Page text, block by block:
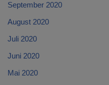
September 2020
August 2020
Juli 2020
Juni 2020
Mai 2020